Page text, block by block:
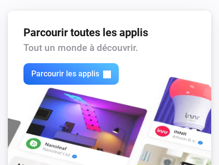
Parcourir toutes les applis
Tout un monde à découvrir.
Parcourir les applis